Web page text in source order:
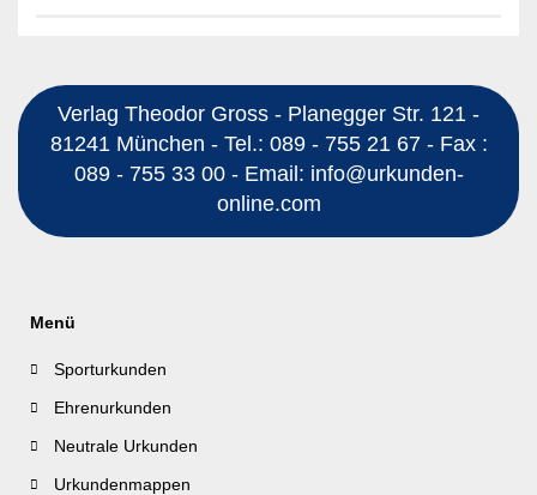
Verlag Theodor Gross - Planegger Str. 121 -
81241 München - Tel.: 089 - 755 21 67 - Fax :
089 - 755 33 00 - Email: info@urkunden-
online.com
Menü
Sporturkunden
Ehrenurkunden
Neutrale Urkunden
Urkundenmappen